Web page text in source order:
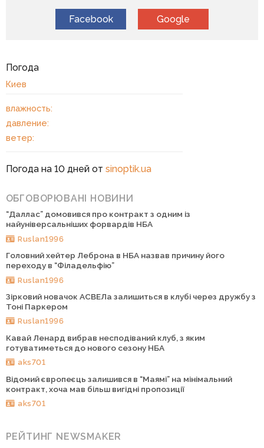
Facebook Google
Погода
Киев
влажность:
давление:
ветер:
Погода на 10 дней от sinoptik.ua
ОБГОВОРЮВАНІ НОВИНИ
“Даллас” домовився про контракт з одним із
найуніверсальніших форвардів НБА
Ruslan1996
Головний хейтер Леброна в НБА назвав причину його
переходу в “Філадельфію”
Ruslan1996
Зірковий новачок АСВЕЛа залишиться в клубі через дружбу з
Тоні Паркером
Ruslan1996
Кавай Ленард вибрав несподіваний клуб, з яким
готуватиметься до нового сезону НБА
aks701
Відомий європеєць залишився в “Маямі” на мінімальний
контракт, хоча мав більш вигідні пропозиції
aks701
РЕЙТИНГ NEWSMAKER